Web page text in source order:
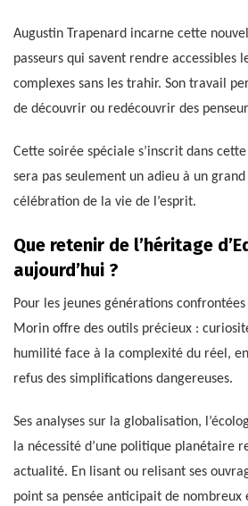
Augustin Trapenard incarne cette
passeurs qui savent rendre accessibles
complexes sans les trahir. Son travail
de découvrir ou redécouvrir des
Cette soirée spéciale s’inscrit dans
sera pas seulement un adieu à un
célébration de la vie de l’esprit.
Que retenir de l’héritage
aujourd’hui ?
Pour les jeunes générations
Morin offre des outils précieux :
humilité face à la complexité du réel,
refus des simplifications dangereuses.
Ses analyses sur la globalisation,
la nécessité d’une politique planétaire
actualité. En lisant ou relisant ses
point sa pensée anticipait de nombreux